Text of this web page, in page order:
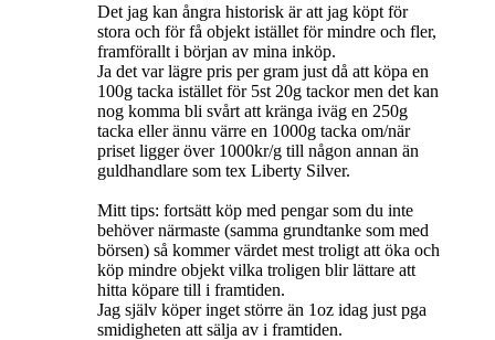
Det jag kan ångra historisk är att jag köpt för
stora och för få objekt istället för mindre och fler,
framförallt i början av mina inköp.
Ja det var lägre pris per gram just då att köpa en
100g tacka istället för 5st 20g tackor men det kan
nog komma bli svårt att kränga iväg en 250g
tacka eller ännu värre en 1000g tacka om/när
priset ligger över 1000kr/g till någon annan än
guldhandlare som tex Liberty Silver.
Mitt tips: fortsätt köp med pengar som du inte
behöver närmaste (samma grundtanke som med
börsen) så kommer värdet mest troligt att öka och
köp mindre objekt vilka troligen blir lättare att
hitta köpare till i framtiden.
Jag själv köper inget större än 1oz idag just pga
smidigheten att sälja av i framtiden.